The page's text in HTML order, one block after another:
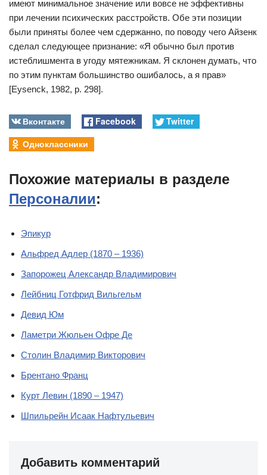
имеют минимальное значение или вовсе не эффективны
при лечении психических расстройств. Обе эти позиции
были приняты более чем сдержанно, по поводу чего Айзенк
сделал следующее признание: «Я обычно был против
истеблишмента в угоду мятежникам. Я склонен думать, что
по этим пунктам большинство ошибалось, а я прав»
[Eysenck, 1982, р. 298].
Вконтакте Facebook
Twitter
Одноклассники
Похожие материалы в разделе
Персоналии:
Эпикур
Альфред Адлер (1870 – 1936)
Запорожец Александр Владимирович
Лейбниц Готфрид Вильгельм
Девид Юм
Ламетри Жюльен Офре Де
Столин Владимир Викторович
Брентано Франц
Курт Левин (1890 – 1947)
Шпильрейн Исаак Нафтульевич
Добавить комментарий